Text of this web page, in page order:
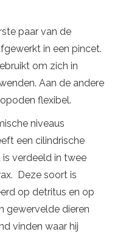
paar van de
in een pincet.
om zich in
Aan de andere
flexibel.
niveaus
een cilindrische
verdeeld in twee
Deze soort is
op detritus en op
gewervelde dieren
vinden waar hij